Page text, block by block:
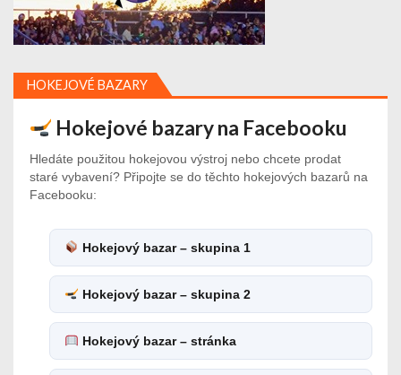
HOKEJOVÉ BAZARY
Hokejové bazary na Facebooku
Hledáte použitou hokejovou výstroj nebo chcete prodat
staré vybavení? Připojte se do těchto hokejových bazarů na
Facebooku:
Hokejový bazar – skupina 1
Hokejový bazar – skupina 2
Hokejový bazar – stránka